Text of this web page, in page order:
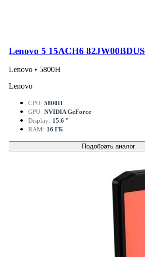
Lenovo 5 15ACH6 82JW00BDUS
Lenovo • 5800H
Lenovo
CPU: 5800H
GPU: NVIDIA GeForce
Display: 15.6 "
RAM: 16 ГБ
Подобрать аналог